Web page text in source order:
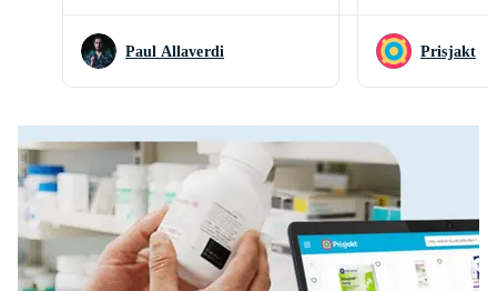
Paul Allaverdi Prisjakt